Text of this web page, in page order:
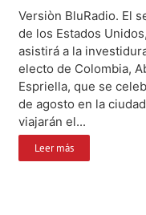
Versiòn BluRadio. El
de los Estados
asistirá a la
electo de Colombia,
Espriella, que se
de agosto en la
viajarán el...
Leer más